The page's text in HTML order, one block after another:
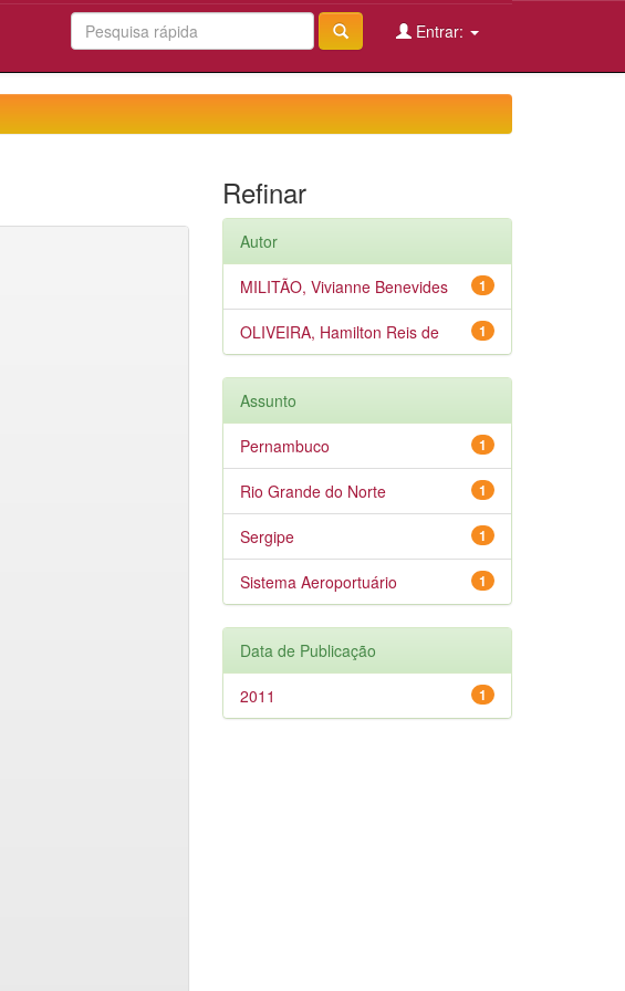
Entrar:
Refinar
Autor
1
MILITÃO, Vivianne Benevides
1
OLIVEIRA, Hamilton Reis de
Assunto
1
Pernambuco
1
Rio Grande do Norte
1
Sergipe
1
Sistema Aeroportuário
Data de Publicação
1
2011